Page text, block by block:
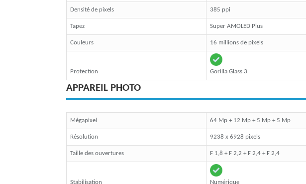
Densité de pixels 385 ppi
Tapez Super AMOLED Plus
Couleurs 16 millions de pixels
Protection Gorilla Glass 3
APPAREIL PHOTO
Mégapixel 64 Mp + 12 Mp + 5 Mp + 5 Mp
Résolution 9238 x 6928 pixels
Taille des ouvertures F 1,8 + F 2,2 + F 2,4 + F 2,4
Stabilisation Numérique